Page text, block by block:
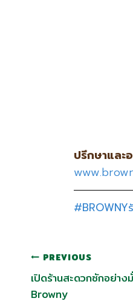
ปรึกษาและ
#BROWNY
PREVIOUS
เปิดร้านสะดวกซักอย่า
Browny